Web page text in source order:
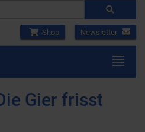
Shop Newsletter
Gier frisst